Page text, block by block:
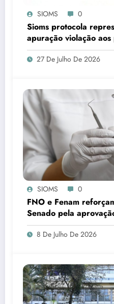
SIOMS 0
Sioms protocola
apuração violação
constitucionais da
em Ladário
27 De Julho De 2026
SIOMS 0
FNO e Fenam
Senado pela
cirurgiões-dentistas e
8 De Julho De 2026